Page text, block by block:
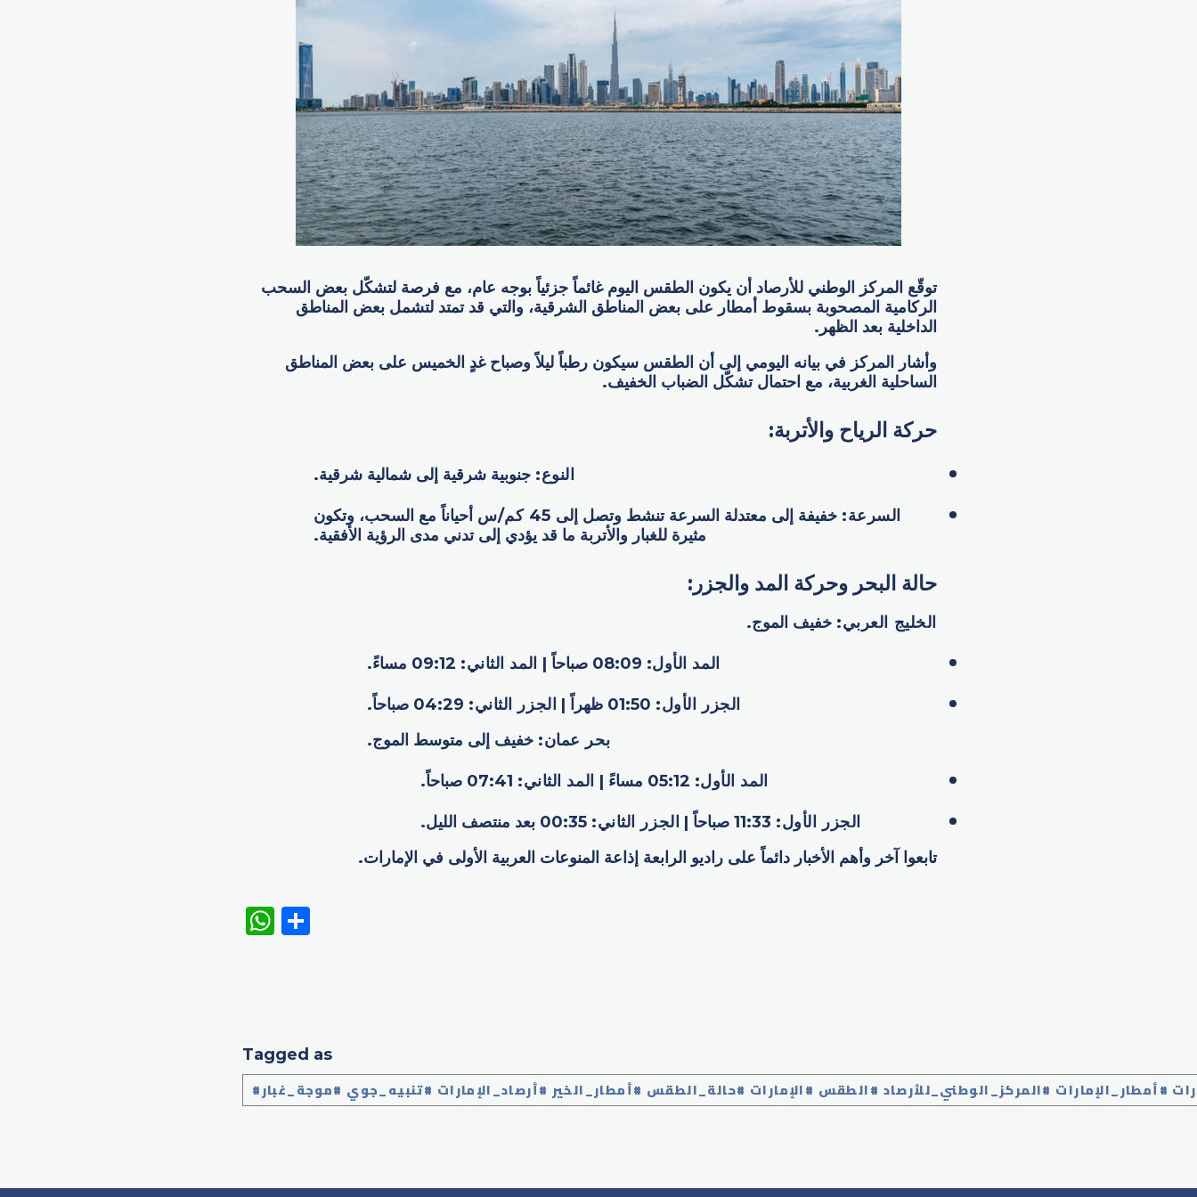
توقّع المركز الوطني للأرصاد أن يكون الطقس اليوم غائماً جزئياً بوجه عام، مع فرصة لتشكّل بعض السحب
الركامية المصحوبة بسقوط أمطار على بعض المناطق الشرقية، والتي قد تمتد لتشمل بعض المناطق
الداخلية بعد الظهر.
وأشار المركز في بيانه اليومي إلى أن الطقس سيكون رطباً ليلاً وصباح غدٍ الخميس على بعض المناطق
الساحلية الغربية، مع احتمال تشكّل الضباب الخفيف.
حركة الرياح والأتربة:
النوع: جنوبية شرقية إلى شمالية شرقية.
السرعة: خفيفة إلى معتدلة السرعة تنشط وتصل إلى 45 كم/س أحياناً مع السحب، وتكون
مثيرة للغبار والأتربة ما قد يؤدي إلى تدني مدى الرؤية الأفقية.
حالة البحر وحركة المد والجزر:
الخليج العربي: خفيف الموج.
المد الأول: المد الثاني:
الجزر الأول: الجزر الثاني:
بحر عمان: خفيف إلى متوسط الموج.
المد الأول: المد الثاني:
الجزر الأول: الجزر الثاني:
تابعوا آخر وأهم الأخبار دائماً على راديو الرابعة إذاعة المنوعات العربية الأولى في الإمارات.
WhatsApp
Tagged as
#أمطار_الإمارات #المركز_الوطني_للأرصاد #الطقس #الإمارات #حالة_الطقس #أمطار_الخير #أرصاد_الإمارات #تنبيه_جوي #موجة_غبار